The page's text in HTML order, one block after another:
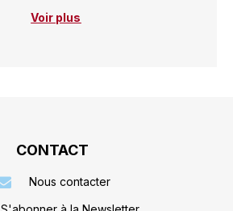
Voir plus
CONTACT
Nous contacter